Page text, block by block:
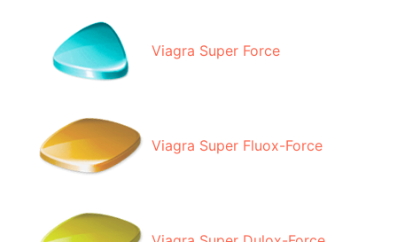
Viagra Super Force
Viagra Super Fluox-Force